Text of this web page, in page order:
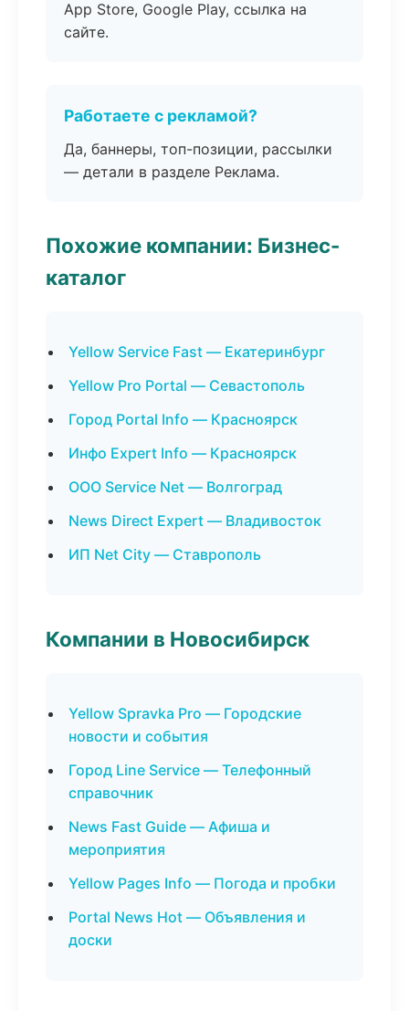
App Store, Google Play, ссылка на
сайте.
Работаете с рекламой?
Да, баннеры, топ-позиции, рассылки
— детали в разделе Реклама.
Похожие компании: Бизнес-
каталог
Yellow Service Fast — Екатеринбург
Yellow Pro Portal — Севастополь
Город Portal Info — Красноярск
Инфо Expert Info — Красноярск
ООО Service Net — Волгоград
News Direct Expert — Владивосток
ИП Net City — Ставрополь
Компании в Новосибирск
Yellow Spravka Pro — Городские
новости и события
Город Line Service — Телефонный
справочник
News Fast Guide — Афиша и
мероприятия
Yellow Pages Info — Погода и пробки
Portal News Hot — Объявления и
доски